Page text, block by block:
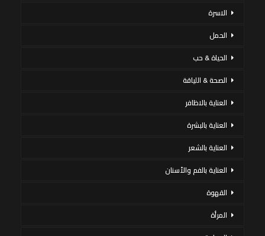
الاسرة
الحمل
الحياة & حب
الصحة & اللياقة
العناية بالاظافر
العناية بالبشرة
العناية بالشعر
العناية بالفم والأسنان
القهوة
المرأة